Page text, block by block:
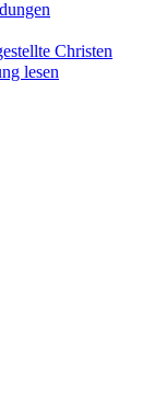
Christen
lesen